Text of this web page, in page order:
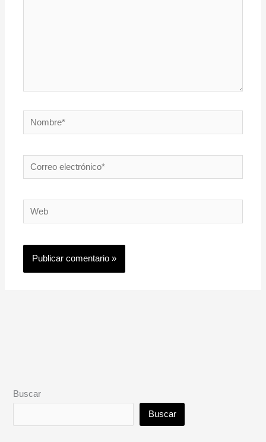
Nombre*
Correo
electrónico*
Web
Buscar
Buscar